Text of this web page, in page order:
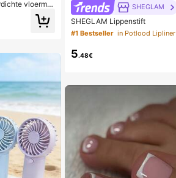
vloermat
bak, duurz
SHEGLAM
SHEGLAM Lippenstift
#1 Bestseller in Potlood Lipliner
5.48€